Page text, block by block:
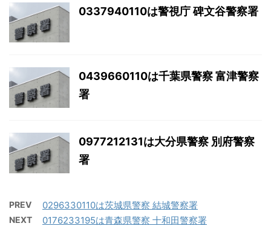
0337940110は警視庁 碑文谷警察署
0439660110は千葉県警察 富津警察
署
0977212131は大分県警察 別府警察
署
PREV 0296330110は茨城県警察 結城警察署
NEXT 0176233195は青森県警察 十和田警察署